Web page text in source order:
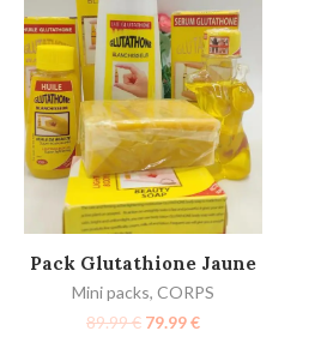
AJOUTER AU PANIER
Pack Glutathione Jaune
Mini packs, CORPS
89.99€ 79.99€